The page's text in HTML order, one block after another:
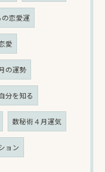
恋愛運
愛
の運勢
分を知る
数秘術４月運気
ョン